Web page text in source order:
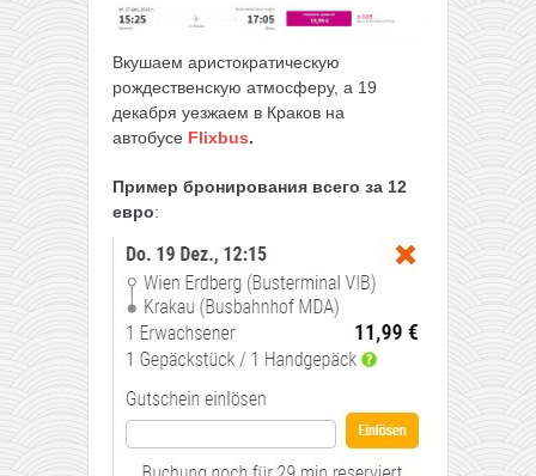
Вкушаем аристократическую
рождественскую атмосферу, а 19
декабря уезжаем в Краков на
автобусе Flixbus.
Пример бронирования всего за 12
евро: